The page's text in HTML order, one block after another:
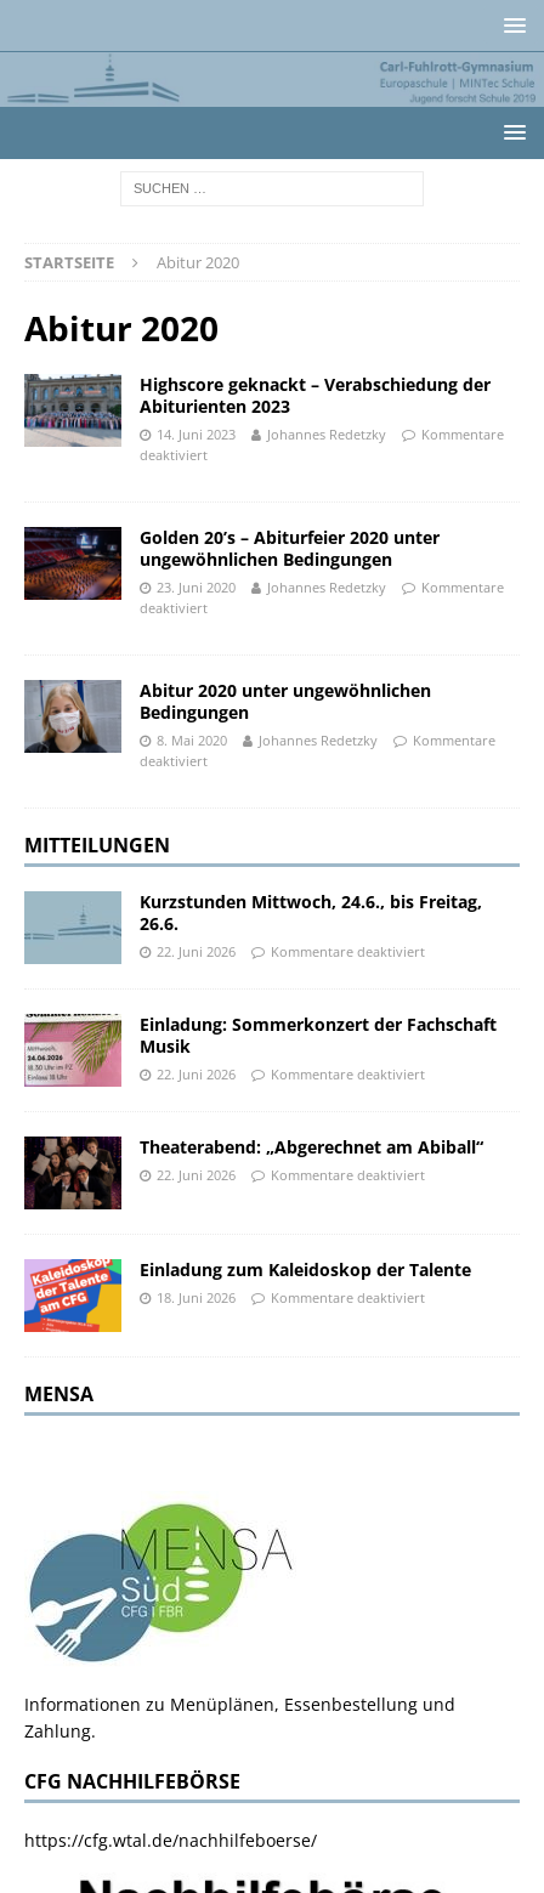
STARTSEITE Abitur 2020
Abitur 2020
Highscore geknackt – Verabschiedung der
Abiturienten 2023
14. Juni 2023 Johannes Redetzky
Kommentare
deaktiviert
Golden 20’s – Abiturfeier 2020 unter
ungewöhnlichen Bedingungen
23. Juni 2020 Johannes Redetzky
Kommentare
deaktiviert
Abitur 2020 unter ungewöhnlichen
Bedingungen
8. Mai 2020 Johannes Redetzky
Kommentare
deaktiviert
MITTEILUNGEN
Kurzstunden Mittwoch, 24.6., bis Freitag,
26.6.
22. Juni 2026 Kommentare deaktiviert
Einladung: Sommerkonzert der Fachschaft
Musik
22. Juni 2026 Kommentare deaktiviert
Theaterabend: „Abgerechnet am Abiball“
22. Juni 2026 Kommentare deaktiviert
Einladung zum Kaleidoskop der Talente
18. Juni 2026 Kommentare deaktiviert
MENSA
Informationen zu Menüplänen, Essenbestellung und
Zahlung.
CFG NACHHILFEBÖRSE
https://cfg.wtal.de/nachhilfeboerse/